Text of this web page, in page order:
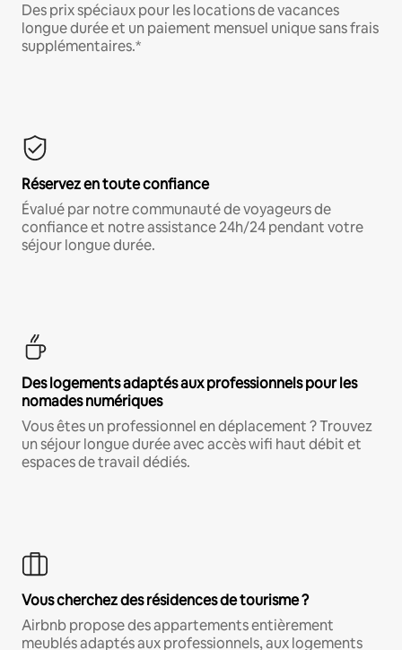
Des prix spéciaux pour les locations de vacances
longue durée et un paiement mensuel unique sans frais
supplémentaires.*
Réservez en toute confiance
Évalué par notre communauté de voyageurs de
confiance et notre assistance 24h/24 pendant votre
séjour longue durée.
Des logements adaptés aux professionnels pour les
nomades numériques
Vous êtes un professionnel en déplacement ? Trouvez
un séjour longue durée avec accès wifi haut débit et
espaces de travail dédiés.
Vous cherchez des résidences de tourisme ?
Airbnb propose des appartements entièrement
meublés adaptés aux professionnels, aux logements